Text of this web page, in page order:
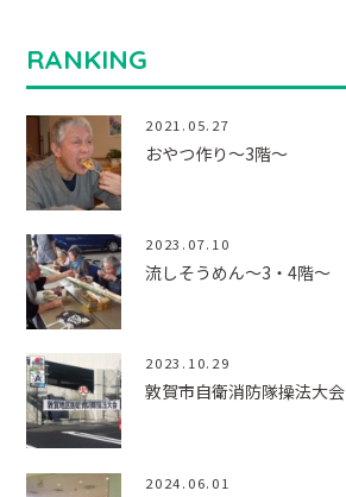
RANKING
2021.05.27
おやつ作り～3階～
2023.07.10
流しそうめん～3・4階～
2023.10.29
敦賀市自衛消防隊操法大会
2024.06.01